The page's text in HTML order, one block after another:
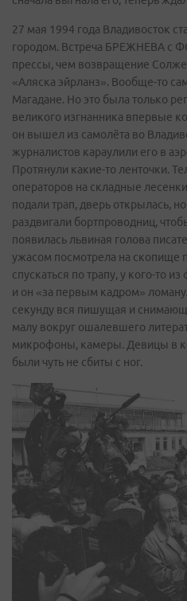
27 мая 1994 года Владивосток
городом. Встреча БРЕЖНЕВА с
прессы, чем возвращение
«Аляска эйрланз». Вообще-то
Магадане. Но это была только
великого изгнанника впервые
он вышел из самолёта во
журналистов караулили его в
Протянули какие-то ленточки.
операторов на складные
подали трап, дверь открылась,
раздвигали бортпроводниц,
появилась львиная голова
ужасом посмотрела на скопище
спускаться по трапу, у кого-то
и он «за первым кадром»
секунду вся пишущая и
малу вокруг ошалевшего
микрофоны, камеры. Девицы в
были чуть не сбиты с ног.